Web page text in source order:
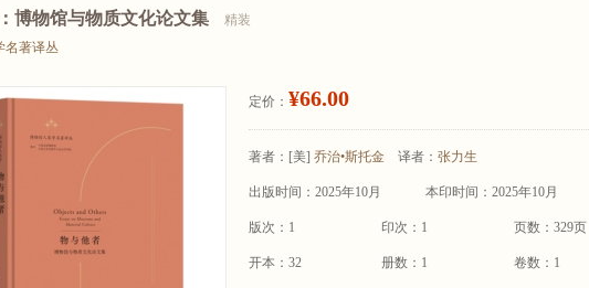
博物馆与物质文化论文集
精装
名著译丛
定价： ¥66.00
著者： [美] 乔治•斯托金 译者： 张力生
出版时间：2025年10月 本印时间：2025年10月
版次：1 印次：1 页数：329页
开本：32 册数：1 卷数：1